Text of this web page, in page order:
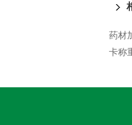
药材
卡称